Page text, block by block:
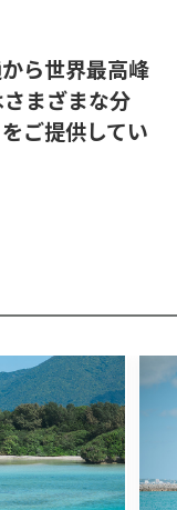
ら世界最高峰
まざまな分
ご提供してい